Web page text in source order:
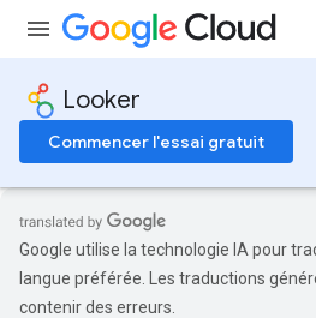
Looker
Commencer l'essai gratuit
Google utilise la technologie IA pour
langue préférée. Les traductions
contenir des erreurs.